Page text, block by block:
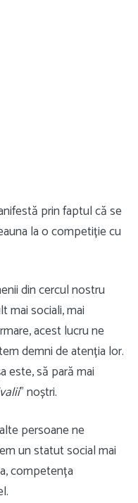
prin faptul că se
la o competiție cu
din cercul nostru
mai sociali, mai
acest lucru ne
demni de atenția lor.
este, să pară mai
” noștri.
persoane ne
un statut social mai
competența